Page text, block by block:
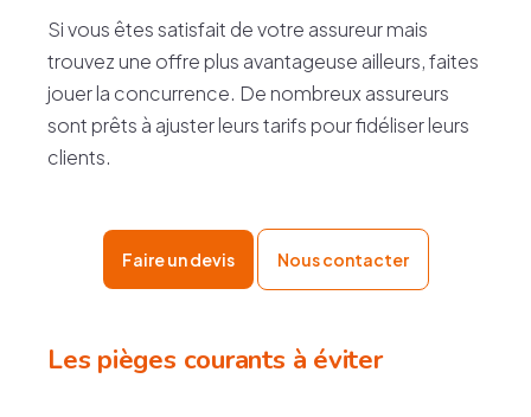
Si vous êtes satisfait de votre assureur mais
trouvez une offre plus avantageuse ailleurs, faites
jouer la concurrence. De nombreux assureurs
sont prêts à ajuster leurs tarifs pour fidéliser leurs
clients.
Faire un devis Nous contacter
Les pièges courants à éviter